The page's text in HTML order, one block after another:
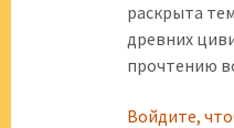
раскрыта
древних
прочтению
Войдите,